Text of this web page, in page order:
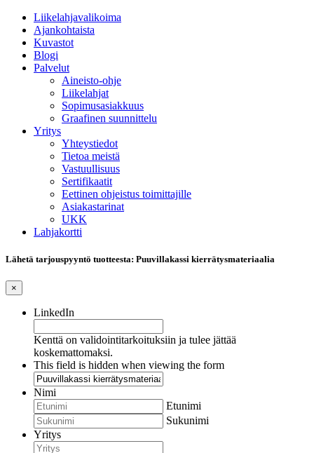
Liikelahjavalikoima
Ajankohtaista
Kuvastot
Blogi
Palvelut
Aineisto-ohje
Liikelahjat
Sopimusasiakkuus
Graafinen suunnittelu
Yritys
Yhteystiedot
Tietoa meistä
Vastuullisuus
Sertifikaatit
Eettinen ohjeistus toimittajille
Asiakastarinat
UKK
Lahjakortti
Lähetä tarjouspyyntö tuotteesta: Puuvillakassi kierrätysmateriaalia
×
LinkedIn
Kenttä on validointitarkoituksiin ja tulee jättää
koskemattomaksi.
This field is hidden when viewing the form
Nimi
Etunimi
Sukunimi
Yritys